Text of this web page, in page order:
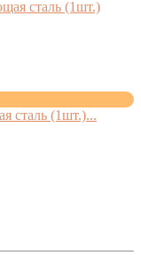
сталь (1шт.)...